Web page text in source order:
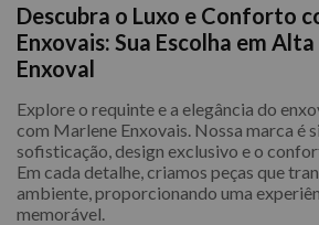
Descubra o Luxo e Conforto
Enxovais: Sua Escolha em
Enxoval
Explore o requinte e a elegância do
com Marlene Enxovais. Nossa marca é
sofisticação, design exclusivo e o
Em cada detalhe, criamos peças que
ambiente, proporcionando uma
memorável.